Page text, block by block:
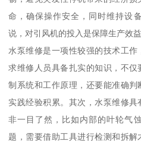
命，确保操作安全，同时维持设
说，对引风机的投入是保障生产效
水泵维修是一项性较强的技术工
求维修人员具备扎实的知识，不
制系统和工作原理，还要能准确
实践经验积累。其次，水泵维修
非一目了然，比如内部的叶轮气
题，需要借助工具进行检测和拆解